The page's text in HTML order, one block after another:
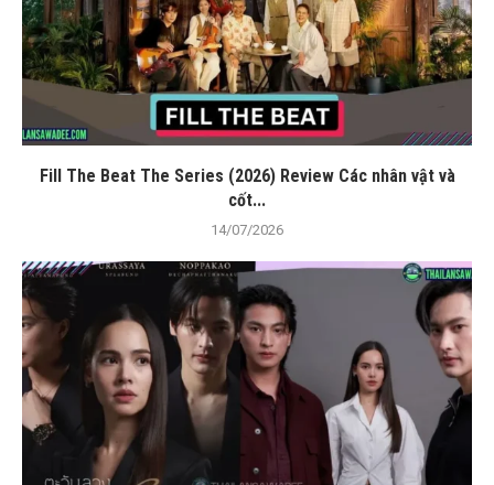
Fill The Beat The Series (2026) Review Các nhân vật và
cốt...
14/07/2026